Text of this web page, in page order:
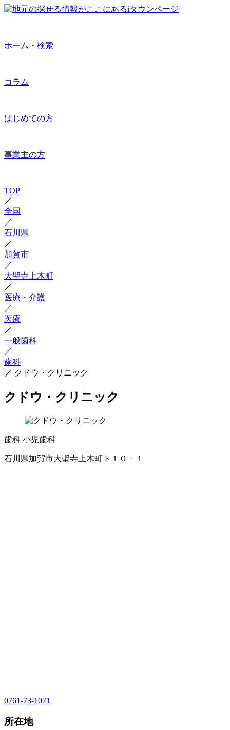
ホーム・検索
コラム
はじめての方
事業主の方
TOP
／
全国
／
石川県
／
加賀市
／
大聖寺上木町
／
医療・介護
／
医療
／
一般歯科
／
歯科
／ クドウ・クリニック
クドウ・クリニック
歯科 小児歯科
石川県加賀市大聖寺上木町ト１０－１
0761-73-1071
所在地